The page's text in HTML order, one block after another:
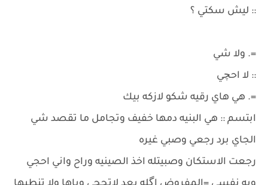
:: ليش سكتي ؟
=. ولا شي
:: لا احچي
=. هي هاي رقيه شكو لازكه بيك
ابتسم :: هي البنيه دمها خفيف وتجامل ما تقصد شي
الجاي برد رجعي وصبي غيره
رجعت الاستكان وصبيتله اخذ الصينيه وراح واني احجي